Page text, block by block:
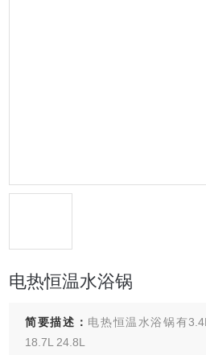
电热恒温水浴锅
简要描述： 电热恒温水浴锅有
18.7L 24.8L